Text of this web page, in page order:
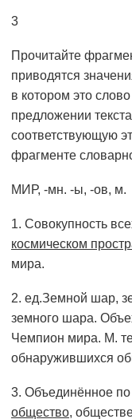
3
Прочитайте
приводятся
в котором это
предложении
соответствующую
фрагменте
МИР, -мн. -ы, -ов, м.
1. Совокупность
космическом
мира.
2. ед.Земной шар,
земного шара.
Чемпион мира. М.
обнаружившихся
3. Объединённое по
общество,